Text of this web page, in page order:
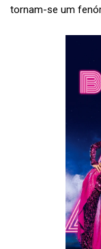
tornam-se um